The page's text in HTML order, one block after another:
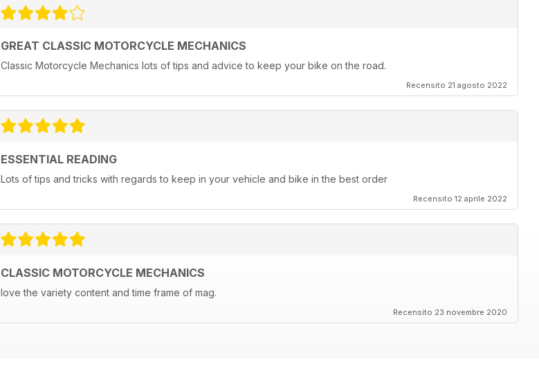
GREAT CLASSIC MOTORCYCLE MECHANICS
Classic Motorcycle Mechanics lots of tips and advice to keep your bike on the road.
Recensito 21 agosto 2022
ESSENTIAL READING
Lots of tips and tricks with regards to keep in your vehicle and bike in the best order
Recensito 12 aprile 2022
CLASSIC MOTORCYCLE MECHANICS
love the variety content and time frame of mag.
Recensito 23 novembre 2020